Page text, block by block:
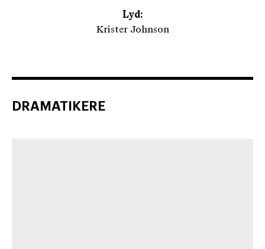
Lyd:
Krister Johnson
DRAMATIKERE